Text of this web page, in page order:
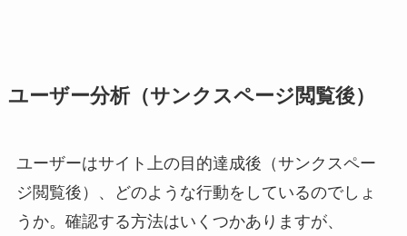
ユーザー分析（サンクスページ閲覧後）
ユーザーはサイト上の目的達成後（サンクスペー
ジ閲覧後）、どのような行動をしているのでしょ
うか。確認する方法はいくつかありますが、